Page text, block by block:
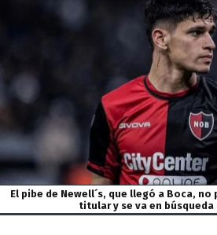
El pibe de Newell´s, que llegó a Boca,
titular y se va en